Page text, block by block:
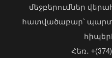
ոլորտներում. վարչապետ
09 Օգոստոս, 2026 15:13
դեմ ծանր պայքարում»․
մեջբերումներ
հատվածաբար՝
Հեռ․